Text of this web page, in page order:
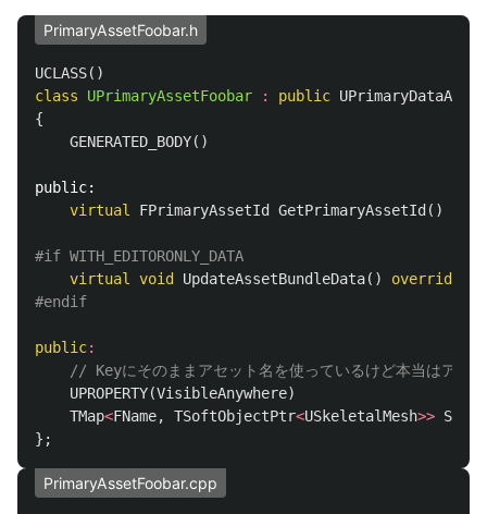
PrimaryAssetFoobar.h
UCLASS()
class
UPrimaryAssetFoobar : public UPrimaryDataAsset
{
GENERATED_BODY()
public:
virtual
FPrimaryAssetId GetPrimaryAssetId ()
virtual
void UpdateAssetBundleData() override
public:
// Keyにそのままアセット名を使っているけど本当はアセ
UPROPERTY(VisibleAnywhere)
TMap<FName, TSoftObjectPtr<USkeletalMesh>>
};
PrimaryAssetFoobar.cpp